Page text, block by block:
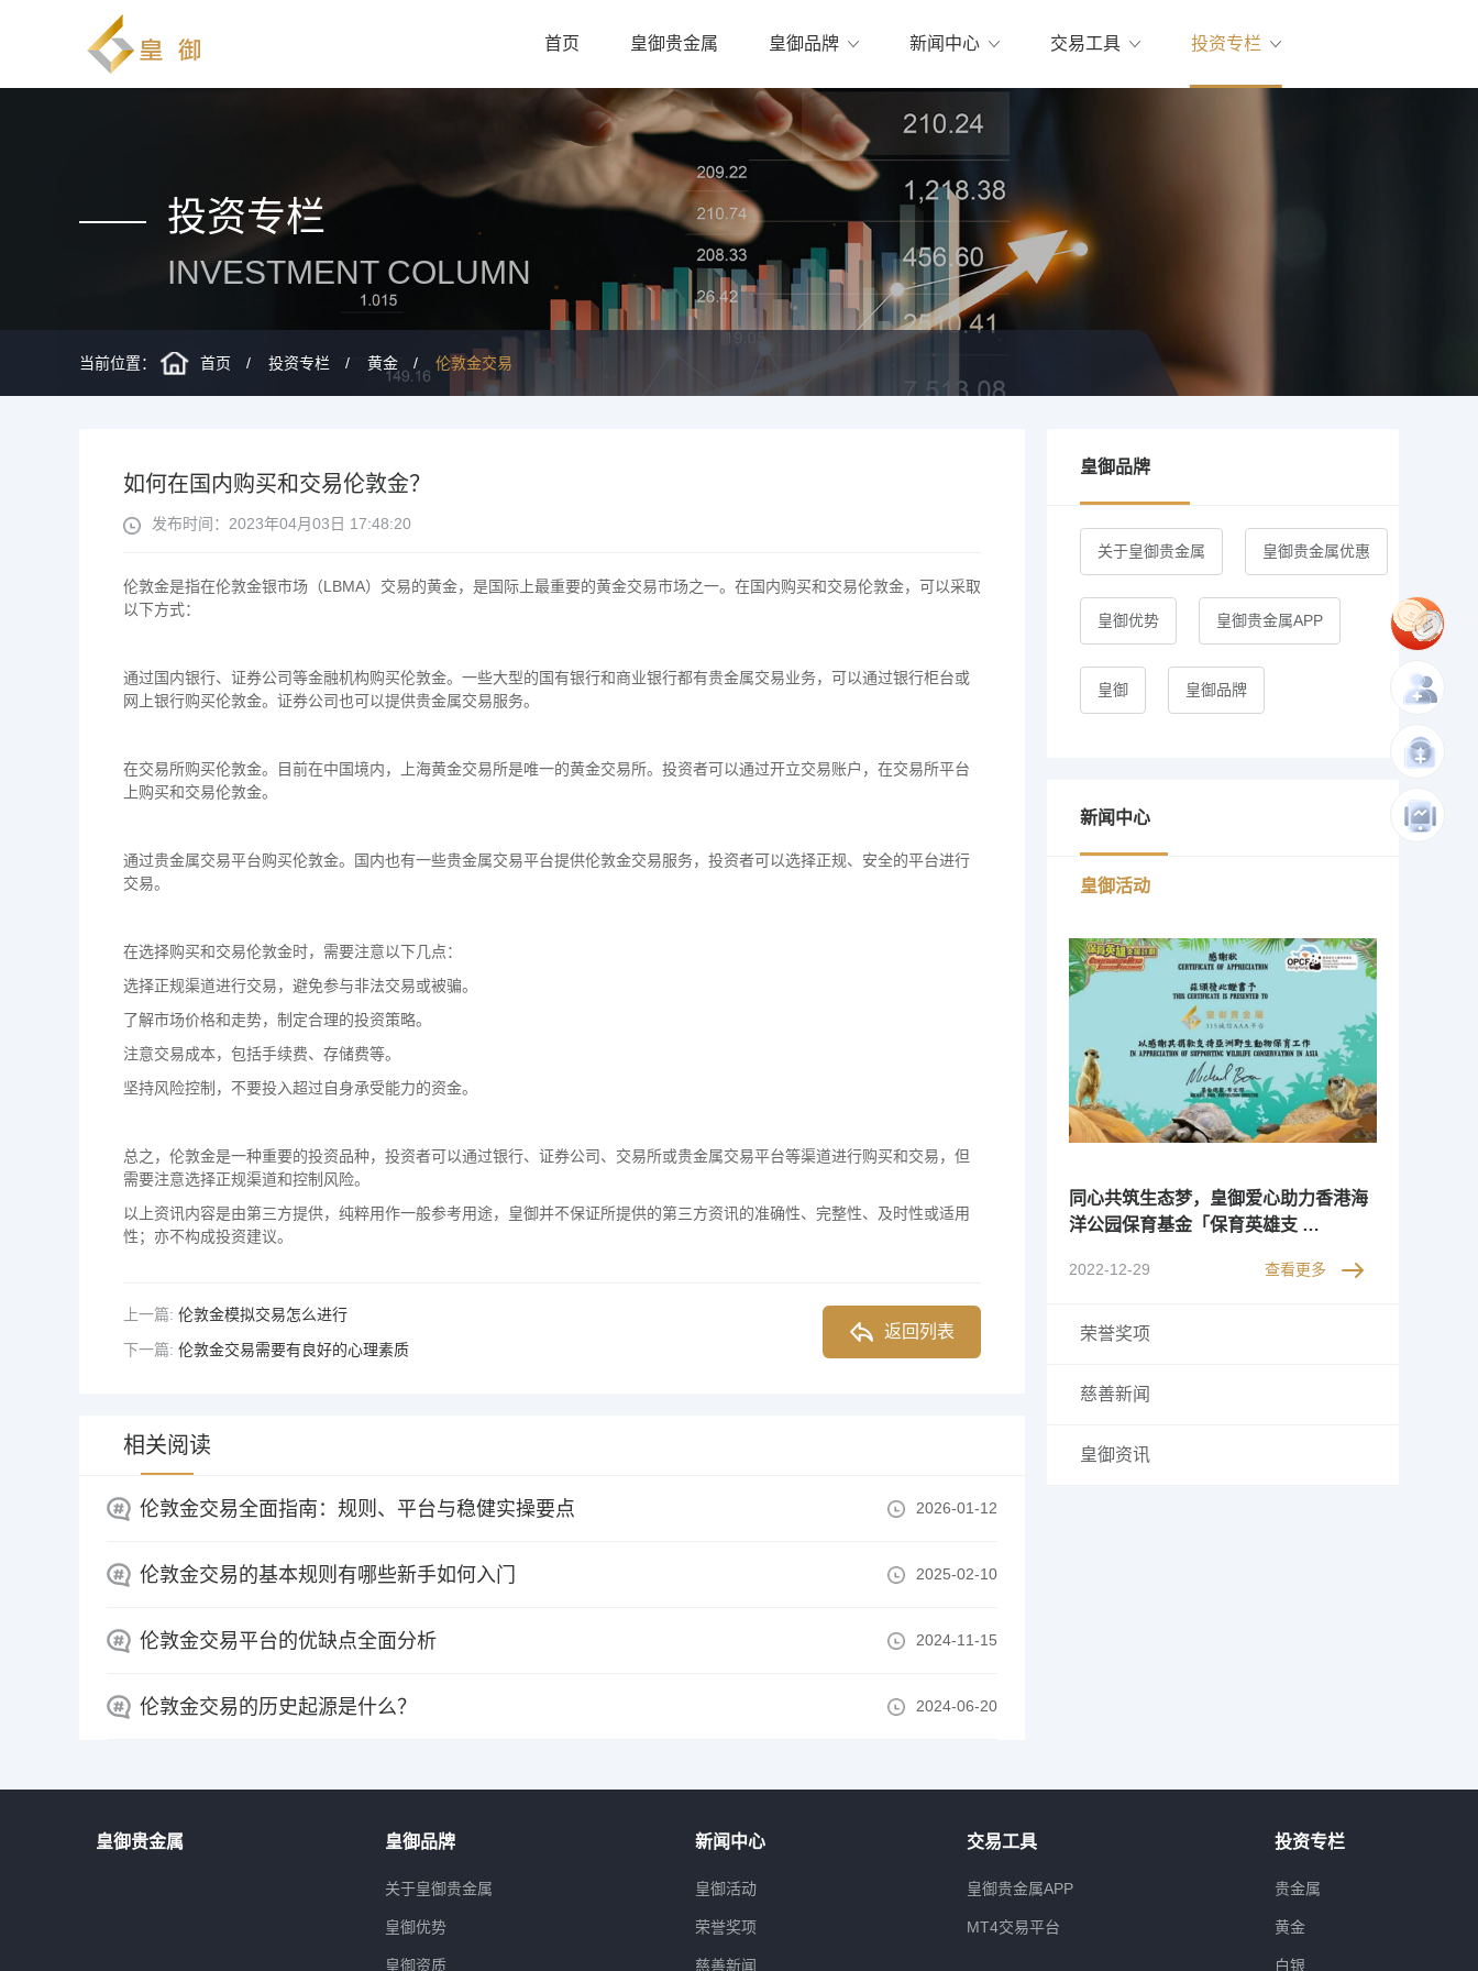
首页 皇御贵金属 皇御品牌 新闻中心 交易工具 投资专栏
投资专栏
INVESTMENT COLUMN
当前位置： 首页 投资专栏 黄金 伦敦金交易
如何在国内购买和交易伦敦金？
发布时间：2023年04月03日 17:48:20
伦敦金是指在伦敦金银市场（LBMA）交易的黄金，是国际上最重要的黄金交易市场之一。在国内购买和交易伦敦金，可以采取
以下方式：
通过国内银行、证券公司等金融机构购买伦敦金。一些大型的国有银行和商业银行都有贵金属交易业务，可以通过银行柜台或
网上银行购买伦敦金。证券公司也可以提供贵金属交易服务。
在交易所购买伦敦金。目前在中国境内，上海黄金交易所是唯一的黄金交易所。投资者可以通过开立交易账户，在交易所平台
上购买和交易伦敦金。
通过贵金属交易平台购买伦敦金。国内也有一些贵金属交易平台提供伦敦金交易服务，投资者可以选择正规、安全的平台进行
交易。
在选择购买和交易伦敦金时，需要注意以下几点：
选择正规渠道进行交易，避免参与非法交易或被骗。
了解市场价格和走势，制定合理的投资策略。
注意交易成本，包括手续费、存储费等。
坚持风险控制，不要投入超过自身承受能力的资金。
总之，伦敦金是一种重要的投资品种，投资者可以通过银行、证券公司、交易所或贵金属交易平台等渠道进行购买和交易，但
需要注意选择正规渠道和控制风险。
以上资讯内容是由第三方提供，纯粹用作一般参考用途，皇御并不保证所提供的第三方资讯的准确性、完整性、及时性或适用
性；亦不构成投资建议。
上一篇: 伦敦金模拟交易怎么进行
下一篇: 伦敦金交易需要有良好的心理素质
返回列表
相关阅读
伦敦金交易全面指南：规则、平台与稳健实操要点 2026-01-12
伦敦金交易的基本规则有哪些新手如何入门 2025-02-10
伦敦金交易平台的优缺点全面分析 2024-11-15
伦敦金交易的历史起源是什么？ 2024-06-20
皇御品牌
关于皇御贵金属 皇御贵金属优惠
皇御优势 皇御贵金属APP
皇御 皇御品牌
新闻中心
皇御活动
同心共筑生态梦，皇御爱心助力香港海
洋公园保育基金「保育英雄支 …
2022-12-29 查看更多
荣誉奖项
慈善新闻
皇御资讯
皇御贵金属 皇御品牌
关于皇御贵金属
皇御优势
皇御资质
新闻中心
皇御活动
荣誉奖项
慈善新闻
交易工具
皇御贵金属APP
MT4交易平台
投资专栏
贵金属
黄金
白银